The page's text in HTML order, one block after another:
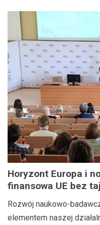
Horyzont Europa i
finansowa UE bez
Rozwój naukowo-
elementem naszej